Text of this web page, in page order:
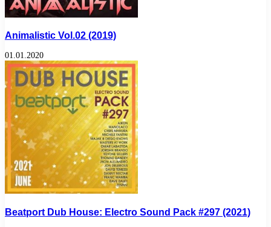
Animalistic Vol.02 (2019)
01.01.2020
Beatport Dub House: Electro Sound Pack #297 (2021)